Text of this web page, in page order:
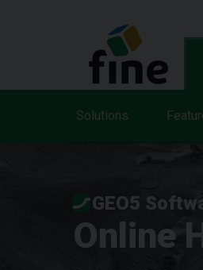
Solutions
GEO5
Online